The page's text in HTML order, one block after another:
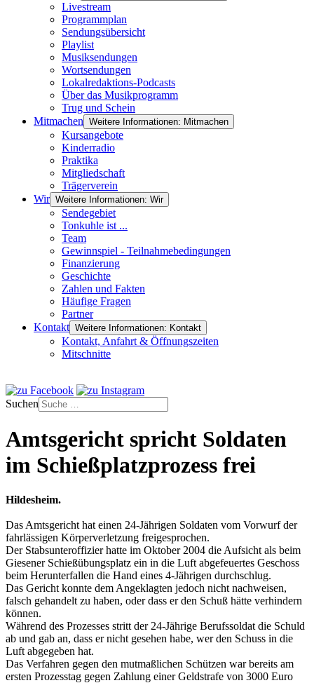
Livestream
Programmplan
Sendungsübersicht
Playlist
Musiksendungen
Wortsendungen
Lokalredaktions-Podcasts
Über das Musikprogramm
Trug und Schein
Mitmachen Weitere Informationen: Mitmachen
Kursangebote
Kinderradio
Praktika
Mitgliedschaft
Trägerverein
Wir Weitere Informationen: Wir
Sendegebiet
Tonkuhle ist ...
Team
Gewinnspiel - Teilnahmebedingungen
Finanzierung
Geschichte
Zahlen und Fakten
Häufige Fragen
Partner
Kontakt Weitere Informationen: Kontakt
Kontakt, Anfahrt & Öffnungszeiten
Mitschnitte
Suchen
Amtsgericht spricht Soldaten
im Schießplatzprozess frei
Hildesheim.
Das Amtsgericht hat einen 24-Jährigen Soldaten vom Vorwurf der
fahrlässigen Körperverletzung freigesprochen.
Der Stabsunteroffizier hatte im Oktober 2004 die Aufsicht als beim
Giesener Schießübungsplatz ein in die Luft abgefeuertes Geschoss
beim Herunterfallen die Hand eines 4-Jährigen durchschlug.
Das Gericht konnte dem Angeklagten jedoch nicht nachweisen,
falsch gehandelt zu haben, oder dass er den Schuß hätte verhindern
können.
Während des Prozesses stritt der 24-Jährige Berufssoldat die Schuld
ab und gab an, dass er nicht gesehen habe, wer den Schuss in die
Luft abgegeben hat.
Das Verfahren gegen den mutmaßlichen Schützen war bereits am
ersten Prozesstag gegen Zahlung einer Geldstrafe von 3000 Euro